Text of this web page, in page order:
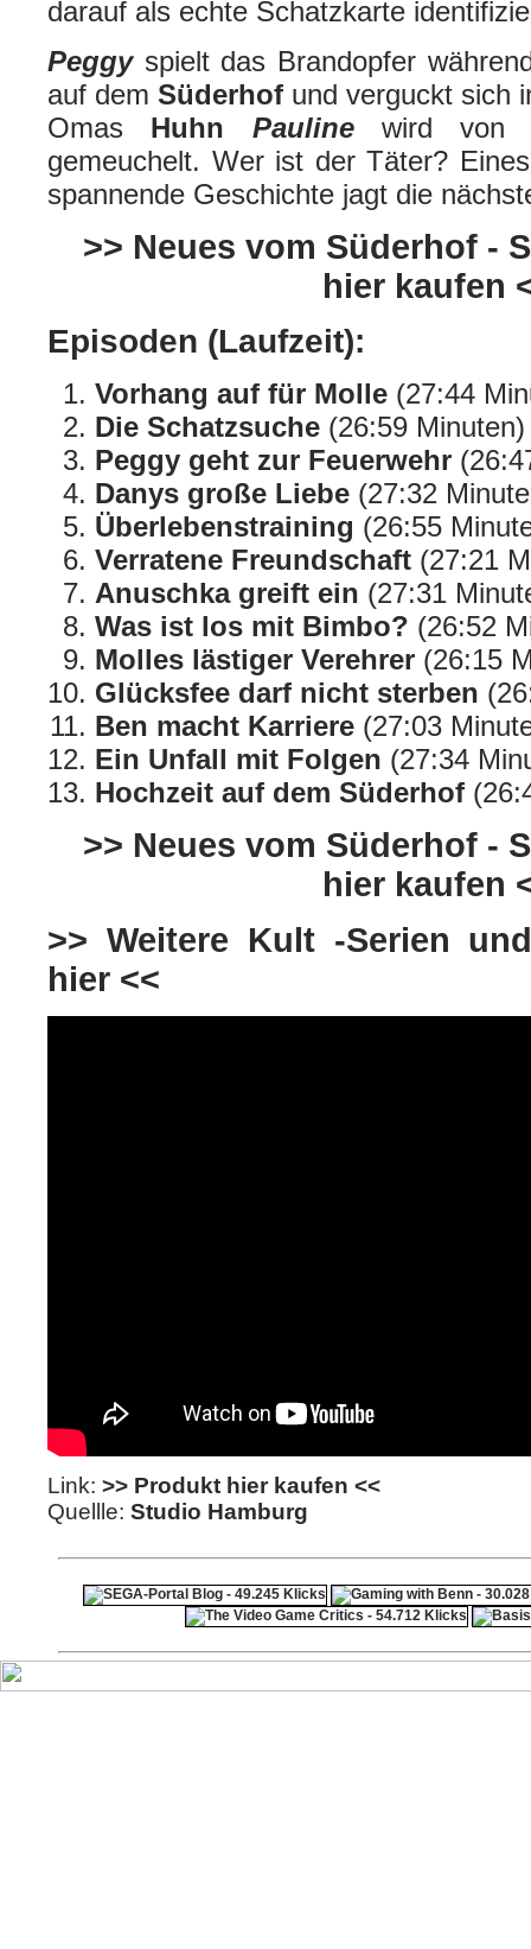
darauf als echte Schatzkarte
Peggyspielt das Brandopfer
auf dem Süderhof und verguckt sich
Omas Huhn Paulinewird von
gemeuchelt. Wer ist der Täter?
spannende Geschichte jagt die
>> Neues vom Süderhof -
hier kaufen
Episoden (Laufzeit):
Vorhang auf für Molle (27:44
Die Schatzsuche (26:59 Minuten)
Peggy geht zur Feuerwehr
Danys große Liebe (27:32
Überlebenstraining (26:55
Verratene Freundschaft (27:21
Anuschka greift ein (27:31
Was ist los mit Bimbo? (26:52
Molles lästiger Verehrer (26:15
Glücksfee darf nicht sterben
Ben macht Karriere (27:03
Ein Unfall mit Folgen (27:34
Hochzeit auf dem Süderhof
>> Neues vom Süderhof -
hier kaufen
>> Weitere Kult -Serien
hier <<
Link: >> Produkt hier kaufen <<
Quellle: Studio Hamburg